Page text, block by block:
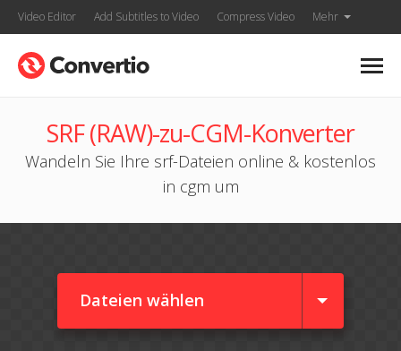
Video Editor Add Subtitles to Video Compress Video Mehr
SRF (RAW)-zu-CGM-Konverter
Wandeln Sie Ihre srf-Dateien online & kostenlos
in cgm um
Dateien wählen